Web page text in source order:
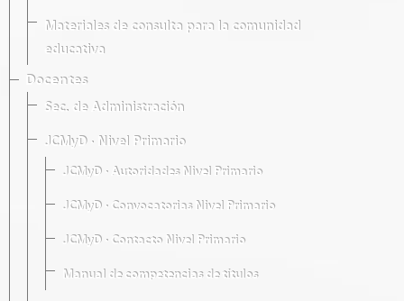
Materiales de consulta para la comunidad
educativa
Docentes
Sec. de Administración
JCMyD · Nivel Primario
JCMyD · Autoridades Nivel Primario
JCMyD · Convocatorias Nivel Primario
JCMyD · Contacto Nivel Primario
Manual de competencias de títulos